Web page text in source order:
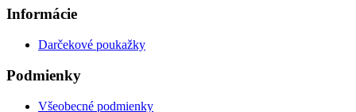
Informácie
Darčekové poukažky
Podmienky
Všeobecné podmienky